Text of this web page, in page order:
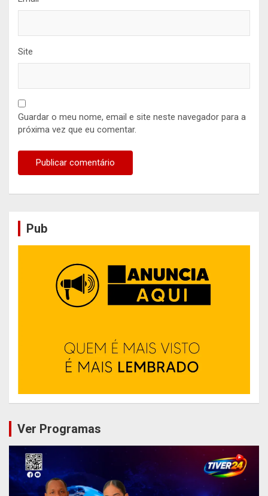
Site
Guardar o meu nome, email e site neste navegador para a
próxima vez que eu comentar.
Pub
Ver Programas